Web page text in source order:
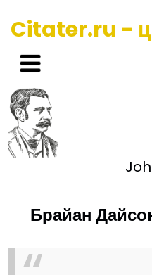
Citater.ru -
Брайан